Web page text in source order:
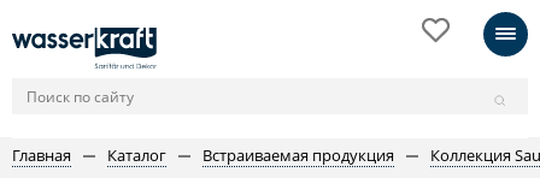
Главная Каталог Встраиваемая продукция Коллекция